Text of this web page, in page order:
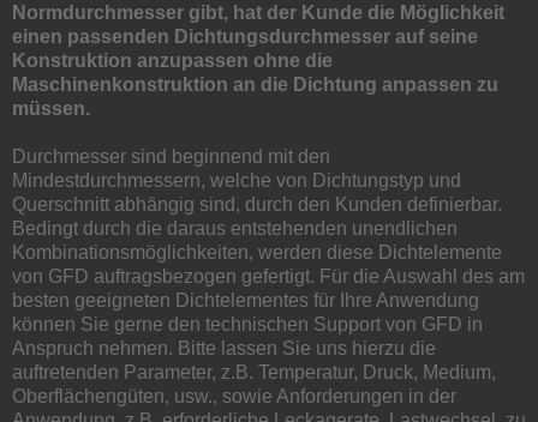
Normdurchmesser gibt, hat der Kunde die Möglichkeit
einen passenden Dichtungsdurchmesser auf seine
Konstruktion anzupassen ohne die
Maschinenkonstruktion an die Dichtung anpassen zu
müssen.
Durchmesser sind beginnend mit den
Mindestdurchmessern, welche von Dichtungstyp und
Querschnitt abhängig sind, durch den Kunden definierbar.
Bedingt durch die daraus entstehenden unendlichen
Kombinationsmöglichkeiten, werden diese Dichtelemente
von GFD auftragsbezogen gefertigt. Für die Auswahl des am
besten geeigneten Dichtelementes für Ihre Anwendung
können Sie gerne den technischen Support von GFD in
Anspruch nehmen. Bitte lassen Sie uns hierzu die
auftretenden Parameter, z.B. Temperatur, Druck, Medium,
Oberflächengüten, usw., sowie Anforderungen in der